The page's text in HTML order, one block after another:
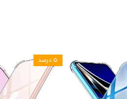
۵ درصد